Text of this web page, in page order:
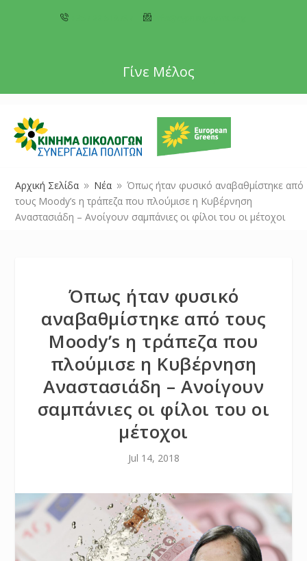
Γίνε Μέλος
Αρχική Σελίδα 9 Νέα 9 Όπως ήταν φυσικό αναβαθμίστηκε από
τους Moody’s η τράπεζα που πλούμισε η Κυβέρνηση
Αναστασιάδη – Ανοίγουν σαμπάνιες οι φίλοι του οι μέτοχοι
Όπως ήταν φυσικό
αναβαθμίστηκε από τους
Moody’s η τράπεζα που
πλούμισε η Κυβέρνηση
Αναστασιάδη – Ανοίγουν
σαμπάνιες οι φίλοι του οι
μέτοχοι
Jul 14, 2018